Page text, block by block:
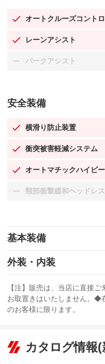
オートクルーズコント
：装備あり
レーンアシスト
：装備あり
パークアシスト
：装備なし
安全装備
横滑り防止装置
：装備あり
衝突被害軽減システム
：装備あり
オートマチックハイビ
：装備あり
頸部衝撃緩和ヘッドレス
：装備なし
基本装備
エアバッグ：運転席/助
：装備あり
：装備あり
サンルーフ
：装備なし
リフトアップ
：装備なし
外装・内装
カーナビ：HDDナビ
：装備あり
TV
：装備なし
ビジュアル：-／DVD再
：装備あり
【注】販売は、当店に直接
お取置きはいたしません。◆
のお客様に限ります。
カタログ情報